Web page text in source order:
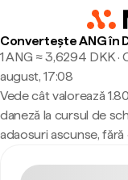
Convertește ANG în
1 ANG ≈ 3,6294 DKK
august, 17:08
Vede cât valorează
daneză la cursul de
adaosuri ascunse,